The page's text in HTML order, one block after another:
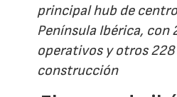
principal hub de
Península Ibérica, con
operativos y otros 228
construcción